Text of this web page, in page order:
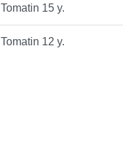
Tomatin 15 y.
Tomatin 12 y.